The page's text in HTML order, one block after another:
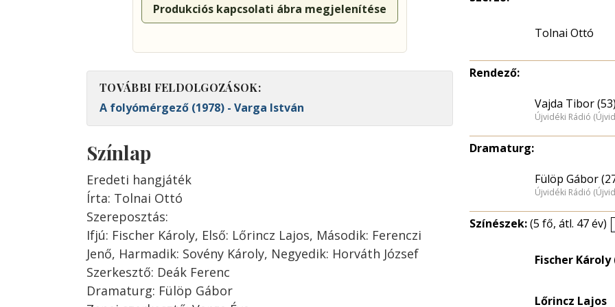
Produkciós kapcsolati ábra megjelenítése
TOVÁBBI FELDOLGOZÁSOK:
A folyómérgező (1978) - Varga István
Színlap
Eredeti hangjáték
Írta: Tolnai Ottó
Szereposztás:
Ifjú: Fischer Károly, Első: Lőrincz Lajos, Második: Ferenczi
Jenő, Harmadik: Sovény Károly, Negyedik: Horváth József
Szerkesztő: Deák Ferenc
Dramaturg: Fülöp Gábor
Tolnai Ottó
Rendező:
Vajda Tibor (53)
Újvidéki Rádió
Dramaturg:
Fülöp Gábor
Újvidéki Rádió
Színészek:(5 fő, átl. 47 év)
Fischer Károly
Lőrincz Lajos